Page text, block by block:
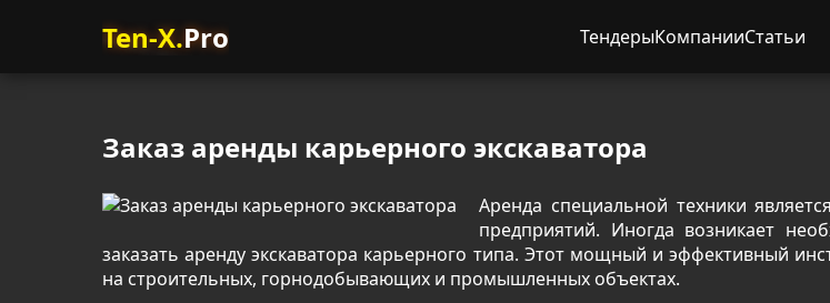
Ten-X.Pro ТендерыКомпанииСтатьи
Заказ аренды карьерного экскаватора
Аренда специальной техники
предприятий. Иногда возникает
заказать аренду экскаватора карьерного типа. Этот мощный и эффективный
на строительных, горнодобывающих и промышленных объектах.